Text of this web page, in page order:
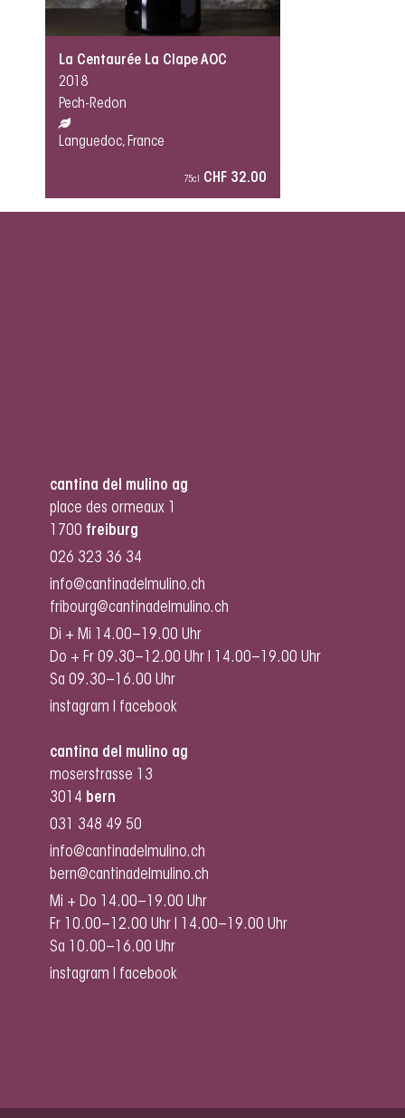
La Centaurée La Clape AOC
2018
Pech-Redon
Languedoc, France
75cl CHF 32.00
cantina del mulino ag
place des ormeaux 1
1700 freiburg
026 323 36 34
info@cantinadelmulino.ch
fribourg@cantinadelmulino.ch
Di + Mi 14.00–19.00 Uhr
Do + Fr 09.30–12.00 Uhr I 14.00–19.00 Uhr
Sa 09.30–16.00 Uhr
instagram
facebook
cantina del mulino ag
moserstrasse 13
3014 bern
031 348 49 50
info@cantinadelmulino.ch
bern@cantinadelmulino.ch
Mi + Do 14.00–19.00 Uhr
Fr 10.00–12.00 Uhr I 14.00–19.00 Uhr
Sa 10.00–16.00 Uhr
instagram
facebook